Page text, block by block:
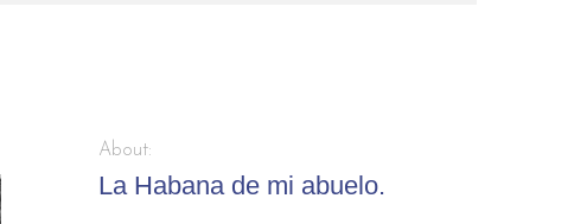
About:
La Habana de mi abuelo.